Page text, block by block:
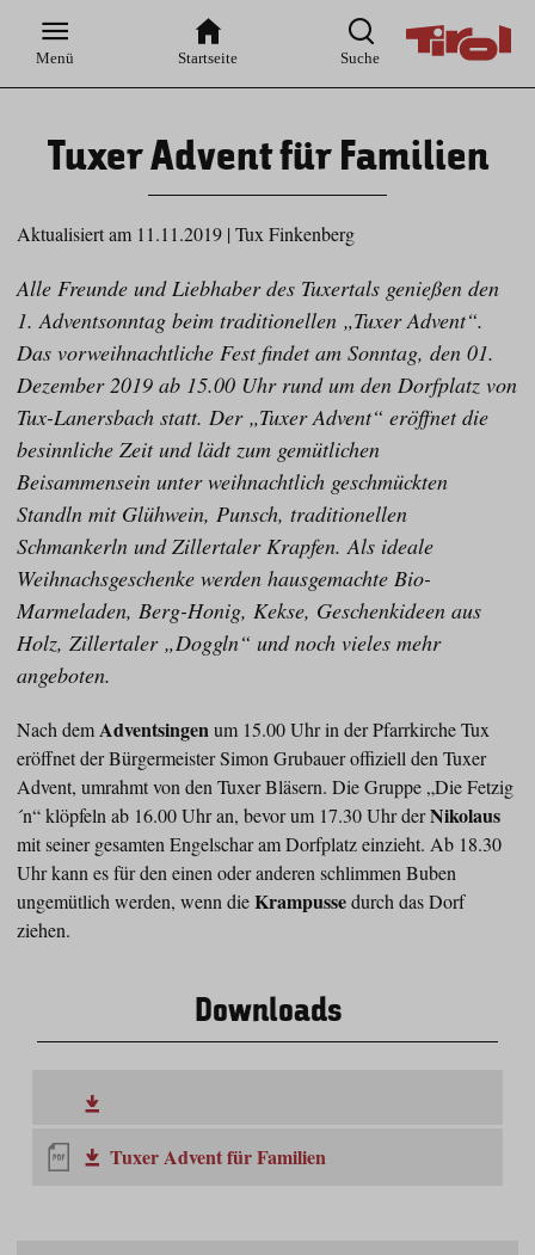
Hauptnavigation
Inhaltsbereich
Menü Startseite Suche
Tuxer Advent für Familien
Aktualisiert am 11.11.2019 | Tux Finkenberg
Alle Freunde und Liebhaber des Tuxertals genießen den
1. Adventsonntag beim traditionellen „Tuxer Advent“.
Das vorweihnachtliche Fest findet am Sonntag, den 01.
Dezember 2019 ab 15.00 Uhr rund um den Dorfplatz von
Tux-Lanersbach statt. Der „Tuxer Advent“ eröffnet die
besinnliche Zeit und lädt zum gemütlichen
Beisammensein unter weihnachtlich geschmückten
Standln mit Glühwein, Punsch, traditionellen
Schmankerln und Zillertaler Krapfen. Als ideale
Weihnachsgeschenke werden hausgemachte Bio-
Marmeladen, Berg-Honig, Kekse, Geschenkideen aus
Holz, Zillertaler „Doggln“ und noch vieles mehr
angeboten.
Nach demAdventsingenum 15.00 Uhr in der Pfarrkirche Tux
eröffnet der Bürgermeister Simon Grubauer offiziell den Tuxer
Advent, umrahmt von den Tuxer Bläsern. Die Gruppe „Die Fetzig
´n“ klöpfeln ab 16.00 Uhr an, bevor um 17.30 Uhr derNikolaus
mit seiner gesamten Engelschar am Dorfplatz einzieht. Ab 18.30
Uhr kann es für den einen oder anderen schlimmen Buben
ungemütlich werden, wenn dieKrampussedurch das Dorf
ziehen.
Downloads
Tuxer Advent für Familien